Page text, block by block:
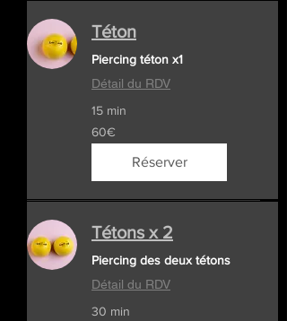
Téton
Piercing téton x1
Détail du RDV
15 min
60€
60€
Réserver
Tétons x 2
Piercing des deux tétons
Détail du RDV
30 min